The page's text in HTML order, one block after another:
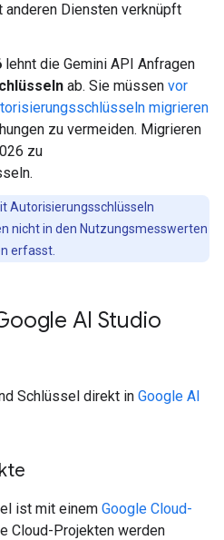
Diensten verknüpft
lehnt die Gemini API Anfragen
ab. Sie müssen vor
migrieren
zu vermeiden. Migrieren
zu
Autorisierungsschlüsseln
nicht in den Nutzungsmesswerten
erfasst.
AI Studio
Schlüssel direkt in Google AI
ist mit einem Google Cloud-
Cloud-Projekten werden